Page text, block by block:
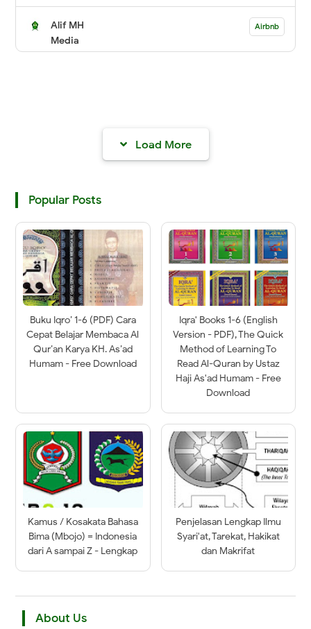
Alif MH
Media
Airbnb
Load More
Popular Posts
Buku Iqro’ 1-6 (PDF) Cara
Cepat Belajar Membaca Al
Qur’an Karya KH. As’ad
Humam - Free Download
Iqra' Books 1-6 (English
Version - PDF), The Quick
Method of Learning To
Read Al-Quran by Ustaz
Haji As'ad Humam - Free
Download
Kamus / Kosakata Bahasa
Bima (Mbojo) = Indonesia
dari A sampai Z - Lengkap
Penjelasan Lengkap Ilmu
Syari'at, Tarekat, Hakikat
dan Makrifat
About Us